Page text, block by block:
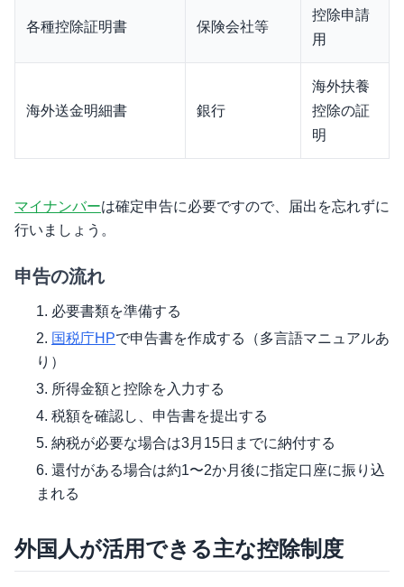
各種控除証明書 保険会社等
控除申請
用
海外送金明細書 銀行
海外扶養
控除の証
明
マイナンバーは確定申告に必要ですので、届出を忘れずに
行いましょう。
申告の流れ
必要書類を準備する
国税庁HPで申告書を作成する（多言語マニュアルあ
り）
所得金額と控除を入力する
税額を確認し、申告書を提出する
納税が必要な場合は3月15日までに納付する
還付がある場合は約1〜2か月後に指定口座に振り込
まれる
外国人が活用できる主な控除制度